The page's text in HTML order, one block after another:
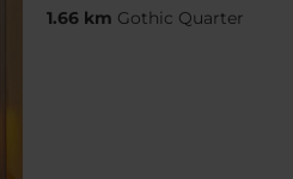
1.66 km Gothic Quarter